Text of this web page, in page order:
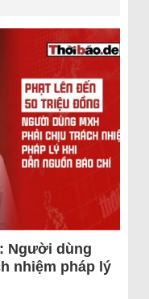
Người dùng
nhiệm pháp lý